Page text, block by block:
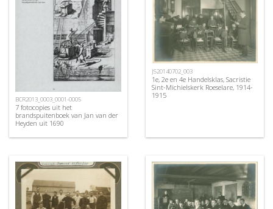
BCR2013_0003_0001-0005
7 fotocopies uit het
brandspuitenboek van Jan van der
Heyden uit 1690
JS20140702_003
1e, 2e en 4e Handelsklas, Sacristie
Sint-Michielskerk Roeselare, 1914-
1915